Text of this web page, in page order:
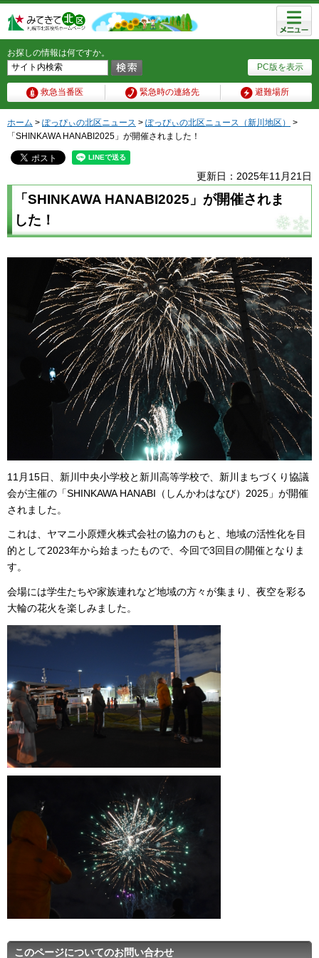
PC版を表示
お探しの情報は何ですか。
救急当番医 緊急時の連絡先 避難場所
メニュ
ー
ホーム > ぽっぴぃの北区ニュース > ぽっぴぃの北区ニュース（新川地区）
>
「SHINKAWA HANABI2025」が開催されました！
更新日：2025年11月21日
「SHINKAWA HANABI2025」が開催されま
した！
11月15日、新川中央小学校と新川高等学校で、新川まちづくり協議
会が主催の「SHINKAWA HANABI（しんかわはなび）2025」が開催
されました。
これは、ヤマニ小原煙火株式会社の協力のもと、地域の活性化を目
的として2023年から始まったもので、今回で3回目の開催となりま
す。
会場には学生たちや家族連れなど地域の方々が集まり、夜空を彩る
大輪の花火を楽しみました。
このページについてのお問い合わせ